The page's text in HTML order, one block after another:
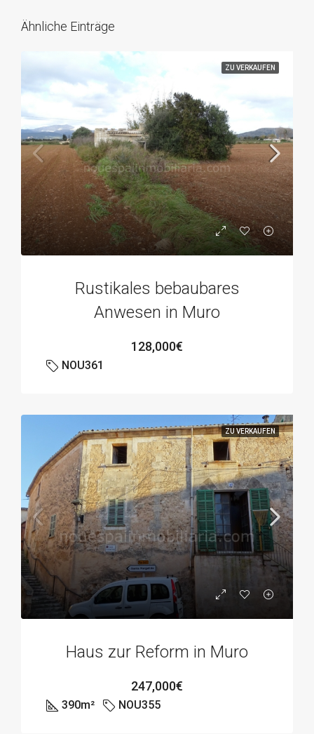
Ähnliche Einträge
ZU VERKAUFEN
Rustikales bebaubares
Anwesen in Muro
128,000€
NOU361
ZU VERKAUFEN
Haus zur Reform in Muro
247,000€
390m² NOU355